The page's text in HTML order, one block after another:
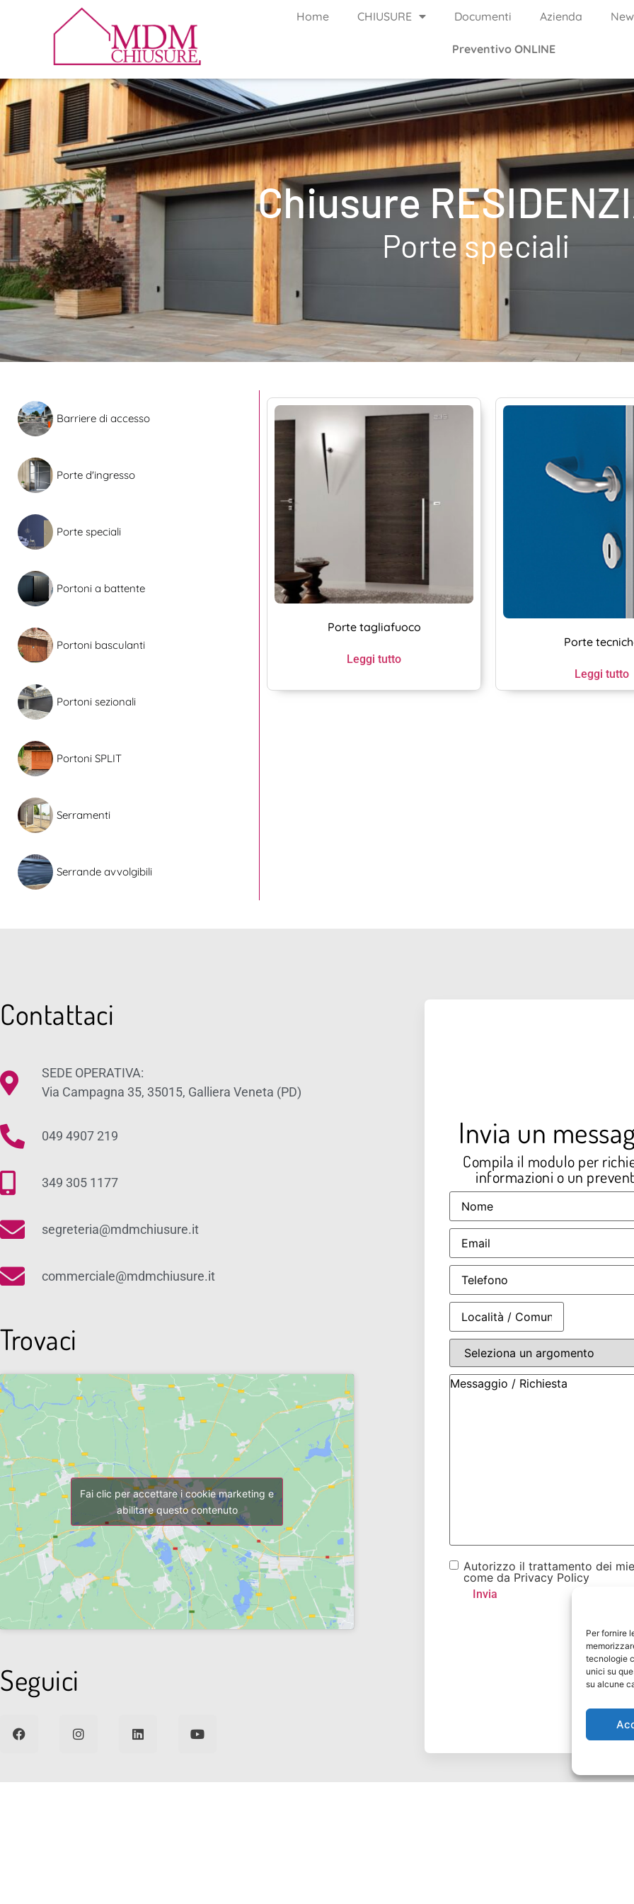
Per fornire
tecnologie
unici su
su alcune
Home CHIUSURE Documenti Azienda
Preventivo ONLINE
Chiusure
Porte speciali
Barriere di accesso
Porte d'ingresso
Porte speciali
Portoni a battente
Portoni basculanti
Portoni sezionali
Portoni SPLIT
Serramenti
Serrande avvolgibili
Porte tagliafuoco
Leggi tutto
Porte
Leggi tutto
Contattaci
SEDE OPERATIVA:
Via Campagna 35, 35015, Galliera Veneta (PD)
049 4907 219
349 305 1177
segreteria@mdmchiusure.it
commerciale@mdmchiusure.it
Trovaci
Fai clic per accettare i cookie marketing e
abilitare questo contenuto
Seguici
Invia un
Compila il modulo per
informazioni o un
Autorizzo il trattamento dei
come da Privacy Policy